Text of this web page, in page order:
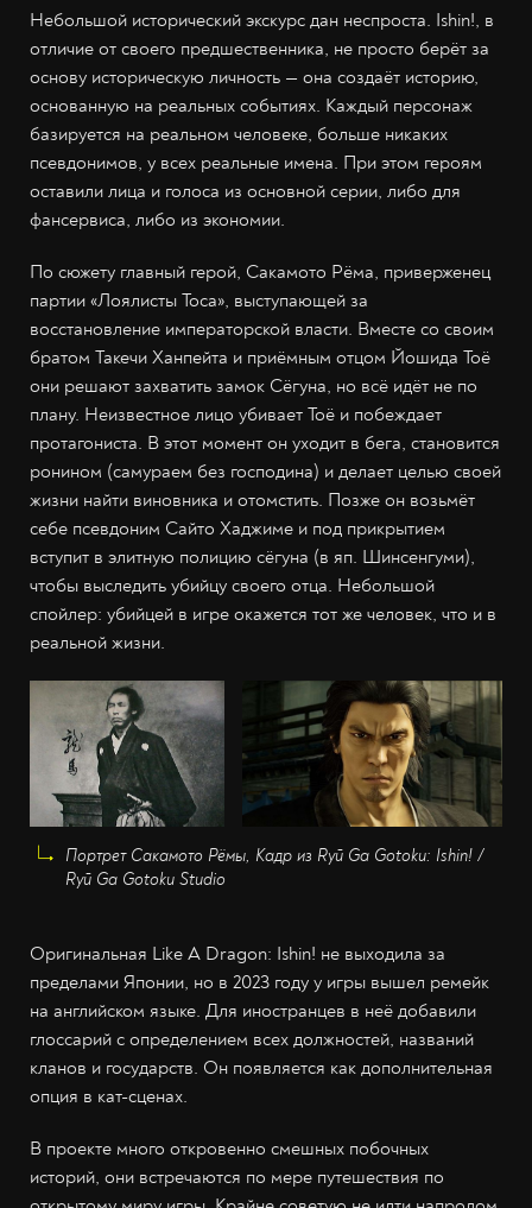
Небольшой исторический экскурс дан неспроста. Ishin!, в
отличие от своего предшественника, не просто берёт за
основу историческую личность — она создаёт историю,
основанную на реальных событиях. Каждый персонаж
базируется на реальном человеке, больше никаких
псевдонимов, у всех реальные имена. При этом героям
оставили лица и голоса из основной серии, либо для
фансервиса, либо из экономии.
По сюжету главный герой, Сакамото Рёма, приверженец
партии «Лоялисты Тоса», выступающей за
восстановление императорской власти. Вместе со своим
братом Такечи Ханпейта и приёмным отцом Йошида Тоё
они решают захватить замок Сёгуна, но всё идёт не по
плану. Неизвестное лицо убивает Тоё и побеждает
протагониста. В этот момент он уходит в бега, становится
ронином (самураем без господина) и делает целью своей
жизни найти виновника и отомстить. Позже он возьмёт
себе псевдоним Сайто Хаджиме и под прикрытием
вступит в элитную полицию сёгуна (в яп. Шинсенгуми),
чтобы выследить убийцу своего отца. Небольшой
спойлер: убийцей в игре окажется тот же человек, что и в
реальной жизни.
Портрет Сакамото Рёмы, Кадр из Ryū Ga Gotoku: Ishin! /
Ryū Ga Gotoku Studio
Оригинальная Like A Dragon: Ishin! не выходила за
пределами Японии, но в 2023 году у игры вышел ремейк
на английском языке. Для иностранцев в неё добавили
глоссарий с определением всех должностей, названий
кланов и государств. Он появляется как дополнительная
опция в кат-сценах.
В проекте много откровенно смешных побочных
историй, они встречаются по мере путешествия по